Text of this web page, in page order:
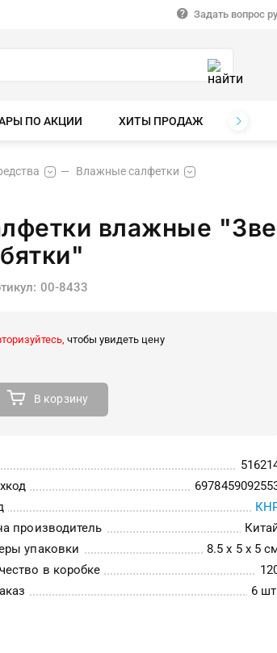
Задать вопрос
ПО АКЦИИ ХИТЫ ПРОДАЖ
Влажные салфетки
влажные
00-8433
чтобы увидеть цену
В корзину
производитель
упаковки
8.5 x 5 x 5
в коробке
6